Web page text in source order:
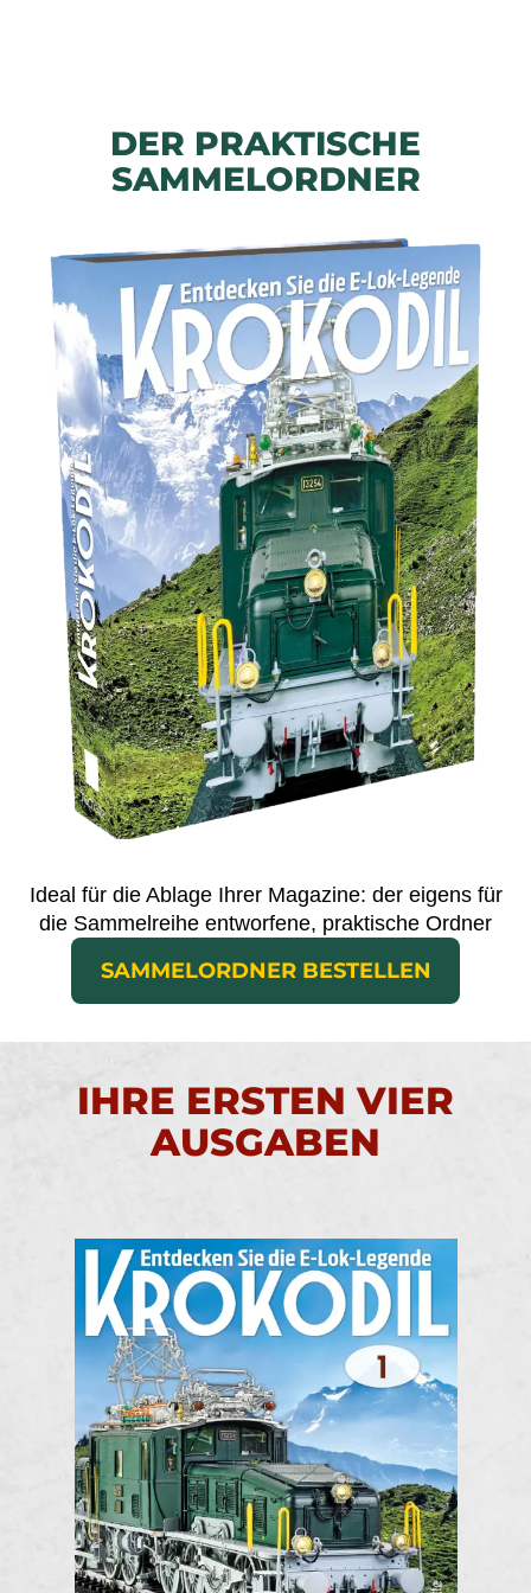
DER PRAKTISCHE
SAMMELORDNER
Ideal für die Ablage Ihrer Magazine: der eigens für
die Sammelreihe entworfene, praktische Ordner
SAMMELORDNER BESTELLEN
IHRE ERSTEN VIER
AUSGABEN